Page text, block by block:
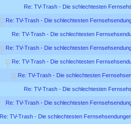
Re: TV-Trash - Die schlechtesten
Re: TV-Trash - Die schlechtesten
Re: TV-Trash - Die schlechtesten
Re: TV-Trash - Die schlechtesten
Re: TV-Trash - Die schlechtesten
Re: TV-Trash - Die schlechtesten
Re: TV-Trash - Die schlechtesten
Re: TV-Trash - Die schlechtesten
Re: TV-Trash - Die schlechtesten